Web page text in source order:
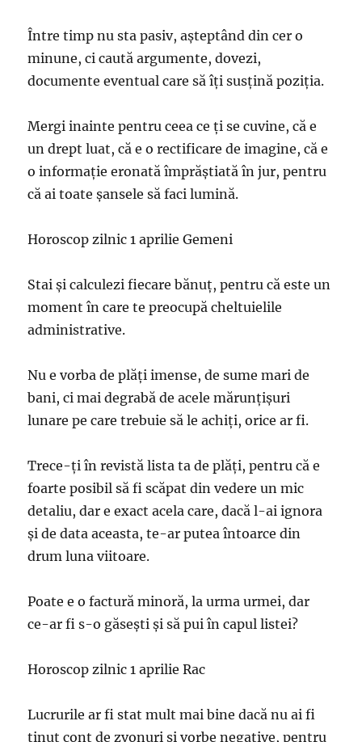
Între timp nu sta pasiv, aşteptând din cer o
minune, ci caută argumente, dovezi,
documente eventual care să îţi susţină poziţia.
Mergi inainte pentru ceea ce ţi se cuvine, că e
un drept luat, că e o rectificare de imagine, că e
o informaţie eronată împrăştiată în jur, pentru
că ai toate şansele să faci lumină.
Horoscop zilnic 1 aprilie Gemeni
Stai şi calculezi fiecare bănuţ, pentru că este un
moment în care te preocupă cheltuielile
administrative.
Nu e vorba de plăţi imense, de sume mari de
bani, ci mai degrabă de acele mărunţişuri
lunare pe care trebuie să le achiţi, orice ar fi.
Trece-ţi în revistă lista ta de plăţi, pentru că e
foarte posibil să fi scăpat din vedere un mic
detaliu, dar e exact acela care, dacă l-ai ignora
şi de data aceasta, te-ar putea întoarce din
drum luna viitoare.
Poate e o factură minoră, la urma urmei, dar
ce-ar fi s-o găseşti şi să pui în capul listei?
Horoscop zilnic 1 aprilie Rac
Lucrurile ar fi stat mult mai bine dacă nu ai fi
ţinut cont de zvonuri şi vorbe negative, pentru